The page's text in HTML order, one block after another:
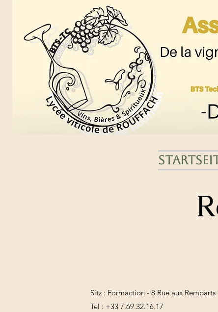
Sitz : Formaction - 8 Rue aux
Tel : +33 7.69.32.16.17